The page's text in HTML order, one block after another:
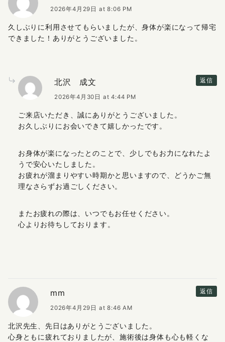
2026年4月29日 at 8:06 PM
久しぶりに利用させてもらいましたが、身体が楽になって帰宅
できました！ありがとうございました。
返信
北沢 成文
2026年4月30日 at 4:44 PM
ご来店いただき、誠にありがとうございました。
お久しぶりにお会いできて嬉しかったです。
お身体が楽になったとのことで、少しでもお力になれたよ
うで安心いたしました。
お疲れが溜まりやすい時期かと思いますので、どうかご無
理なさらずお過ごしください。
またお疲れの際は、いつでもお任せください。
心よりお待ちしております。
返信
mm
2026年4月29日 at 8:46 AM
北沢先生、先日はありがとうございました。
心身ともに疲れておりましたが、施術後は身体も心も軽くな